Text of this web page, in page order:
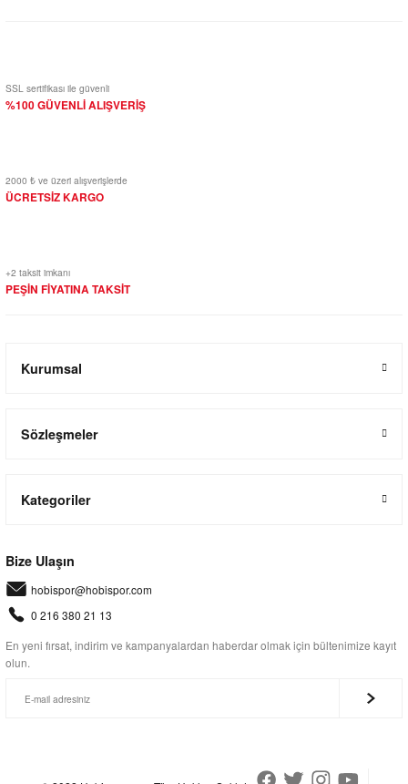
SSL sertifikası ile güvenli
%100 GÜVENLİ ALIŞVERİŞ
2000 ₺ ve üzeri alışverişlerde
ÜCRETSİZ KARGO
+2 taksit imkanı
PEŞİN FİYATINA TAKSİT
Kurumsal
Sözleşmeler
Kategoriler
Bize Ulaşın
hobispor@hobispor.com
0 216 380 21 13
En yeni fırsat, indirim ve kampanyalardan haberdar olmak için bültenimize kayıt
olun.